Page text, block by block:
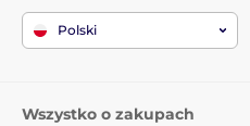
Polski
Wszystko o zakupach